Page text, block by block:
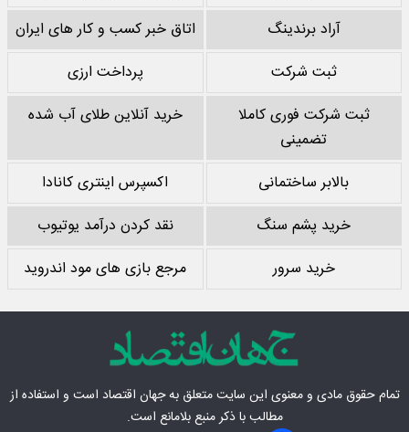
آراد برندینگ
اتاق خبر کسب و کار های ایران
ثبت شرکت
پرداخت ارزی
ثبت شرکت فوری کاملا
تضمینی
خرید آنلاین طلای آب شده
بالابر ساختمانی
اکسپرس اینتری کانادا
خرید پشم سنگ
نقد کردن درآمد یوتیوب
خرید سرور
مرجع بازی های مود اندروید
تمام حقوق مادی‌ و معنوی این سایت متعلق بهجهان اقتصاد است و استفاده از
مطالب با ذکر منبع بلامانع است.